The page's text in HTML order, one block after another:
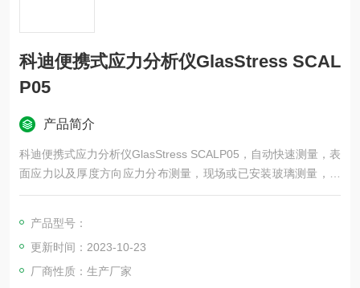
科迪便携式应力分析仪GlasStress SCAL
P05
产品简介
科迪便携式应力分析仪GlasStress SCALP05，自动快速测量，表
面应力以及厚度方向应力分布测量，现场或已安装玻璃测量，操
作简单。
产品型号：
更新时间：2023-10-23
厂商性质：生产厂家